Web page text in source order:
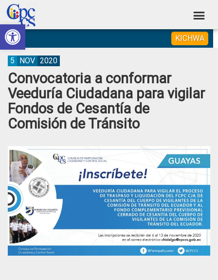
Abrir barra de herramientas
Skip
to
primary
navigation
Skip
to
main
content
Skip
to
primary
sidebar
Skip
to
footer
Consejo
de
Participación
Ciudadana
Control
Social
Construyendo
Poder
Ciudadano
KICHWA
Convocatoria a conformar
Veeduría Ciudadana para vigilar
Fondos de Cesantía de
Comisión de Tránsito
5 NOV 2020